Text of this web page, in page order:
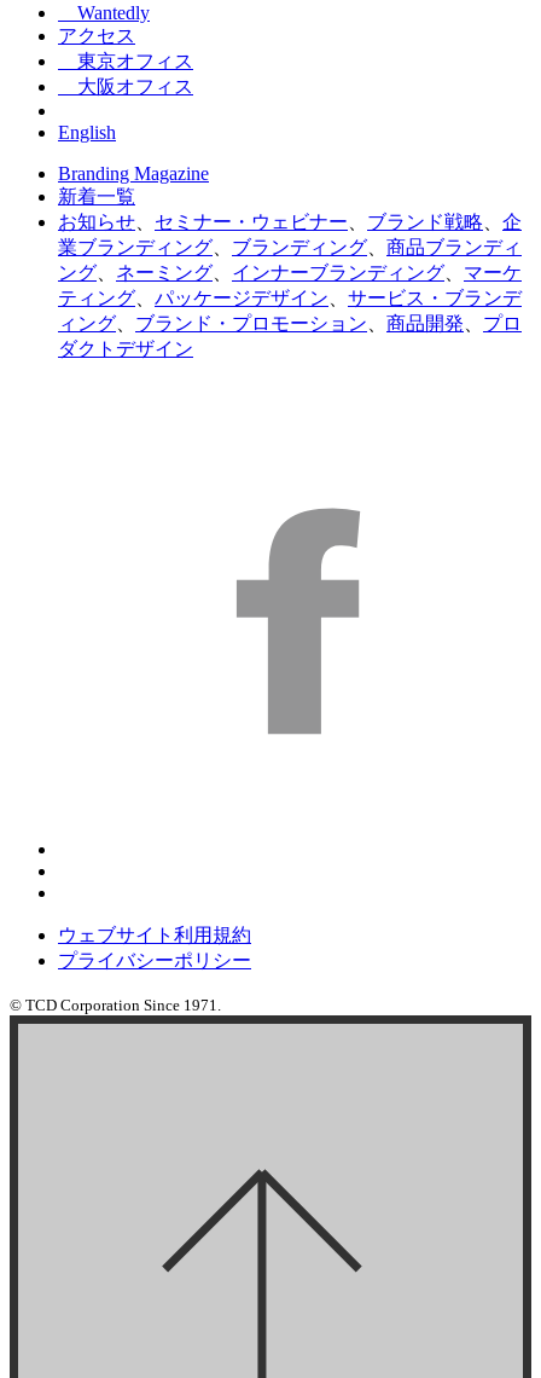
Wantedly
アクセス
東京オフィス
大阪オフィス
English
Branding Magazine
新着一覧
お知らせ
セミナー・ウェビナー ブランド戦略
企
業ブランディング
ブランディング
商品ブランディ
ング
ネーミング インナーブランディング
マーケ
ティング
パッケージデザイン
サービス・ブランデ
ィング
ブランド・プロモーション 商品開発
プロ
ダクトデザイン
ウェブサイト利用規約
プライバシーポリシー
© TCD Corporation Since 1971.